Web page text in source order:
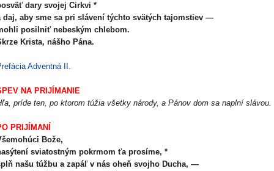
dary svojej Cirkvi *
daj, aby sme sa pri slávení týchto svätých tajomstiev —
posilniť nebeským chlebom.
Krista, nášho Pána.
Adventná II.
NA PRIJÍMANIE
príde ten, po ktorom túžia všetky národy, a Pánov dom sa naplní slávou.
PRIJÍMANÍ
Bože,
sviatostným pokrmom ťa prosíme, *
našu túžbu a zapáľ v nás oheň svojho Ducha, —